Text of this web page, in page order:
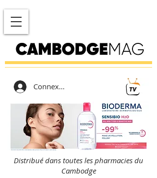
Connexion
Distribué dans toutes les pharmacies du
Cambodge